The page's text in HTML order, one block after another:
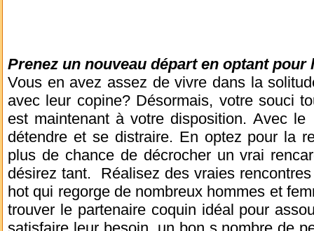
Prenez un nouveau départ en optant
Vous en avez assez de vivre dans la
avec leur copine? Désormais, votre souci
est maintenant à votre disposition. Avec
détendre et se distraire. En optez pour la
plus de chance de décrocher un vrai
désirez tant. Réalisez des vraies
hot qui regorge de nombreux hommes et
trouver le partenaire coquin idéal pour